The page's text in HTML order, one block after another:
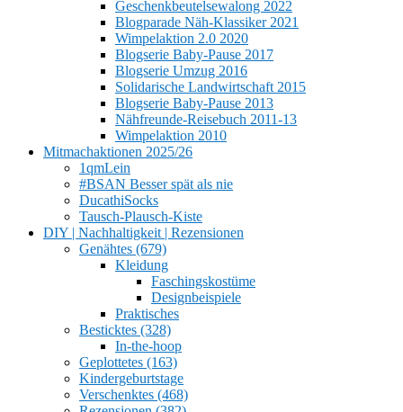
Geschenkbeutelsewalong 2022
Blogparade Näh-Klassiker 2021
Wimpelaktion 2.0 2020
Blogserie Baby-Pause 2017
Blogserie Umzug 2016
Solidarische Landwirtschaft 2015
Blogserie Baby-Pause 2013
Nähfreunde-Reisebuch 2011-13
Wimpelaktion 2010
Mitmachaktionen 2025/26
1qmLein
#BSAN Besser spät als nie
DucathiSocks
Tausch-Plausch-Kiste
DIY | Nachhaltigkeit | Rezensionen
Genähtes (679)
Kleidung
Faschingskostüme
Designbeispiele
Praktisches
Besticktes (328)
In-the-hoop
Geplottetes (163)
Kindergeburtstage
Verschenktes (468)